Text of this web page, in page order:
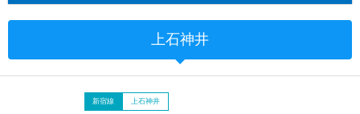
上石神井
新宿線 上石神井